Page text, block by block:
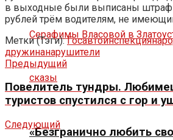
«Безгранично любить
в выходные были выписаны
рублей трём водителям, не
Метки (Тэги): Госавтоинспекция
дружинанарушители
Предыдущий
Повелитель тундры.
туристов спустился с гор и
Следующий